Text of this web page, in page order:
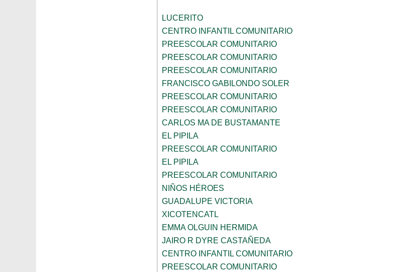
LUCERITO
CENTRO INFANTIL COMUNITARIO
PREESCOLAR COMUNITARIO
PREESCOLAR COMUNITARIO
PREESCOLAR COMUNITARIO
FRANCISCO GABILONDO SOLER
PREESCOLAR COMUNITARIO
PREESCOLAR COMUNITARIO
CARLOS MA DE BUSTAMANTE
EL PIPILA
PREESCOLAR COMUNITARIO
EL PIPILA
PREESCOLAR COMUNITARIO
NIÑOS HÉROES
GUADALUPE VICTORIA
XICOTENCATL
EMMA OLGUIN HERMIDA
JAIRO R DYRE CASTAÑEDA
CENTRO INFANTIL COMUNITARIO
PREESCOLAR COMUNITARIO